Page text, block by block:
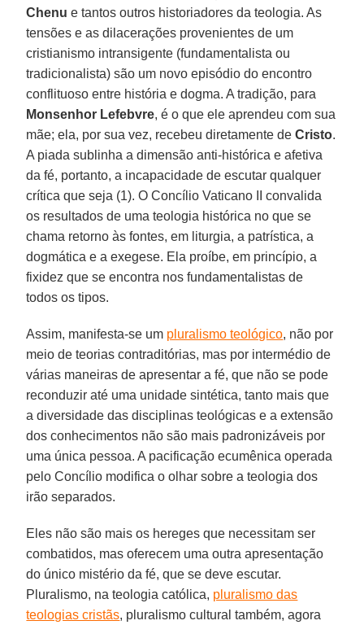
Chenu e tantos outros historiadores da teologia. As
tensões e as dilacerações provenientes de um
cristianismo intransigente (fundamentalista ou
tradicionalista) são um novo episódio do encontro
conflituoso entre história e dogma. A tradição, para
Monsenhor Lefebvre, é o que ele aprendeu com sua
mãe; ela, por sua vez, recebeu diretamente deCristo.
A piada sublinha a dimensão anti-histórica e afetiva
da fé, portanto, a incapacidade de escutar qualquer
crítica que seja (1). O Concílio Vaticano II convalida
os resultados de uma teologia histórica no que se
chama retorno às fontes, em liturgia, a patrística, a
dogmática e a exegese. Ela proíbe, em princípio, a
fixidez que se encontra nos fundamentalistas de
todos os tipos.
Assim, manifesta-se um pluralismo teológico, não por
meio de teorias contraditórias, mas por intermédio de
várias maneiras de apresentar a fé, que não se pode
reconduzir até uma unidade sintética, tanto mais que
a diversidade das disciplinas teológicas e a extensão
dos conhecimentos não são mais padronizáveis por
uma única pessoa. A pacificação ecumênica operada
pelo Concílio modifica o olhar sobre a teologia dos
irão separados.
Eles não são mais os hereges que necessitam ser
combatidos, mas oferecem uma outra apresentação
do único mistério da fé, que se deve escutar.
Pluralismo, na teologia católica, pluralismo das
teologias cristãs, pluralismo cultural também, agora